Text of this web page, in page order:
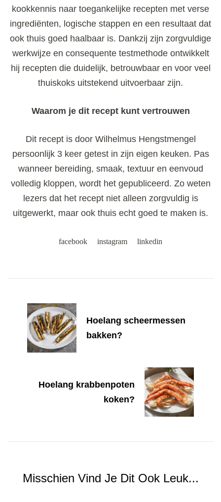
kookkennis naar toegankelijke recepten met verse
ingrediënten, logische stappen en een resultaat dat
ook thuis goed haalbaar is. Dankzij zijn zorgvuldige
werkwijze en consequente testmethode ontwikkelt
hij recepten die duidelijk, betrouwbaar en voor veel
thuiskoks uitstekend uitvoerbaar zijn.
Waarom je dit recept kunt vertrouwen
Dit recept is door Wilhelmus Hengstmengel
persoonlijk 3 keer getest in zijn eigen keuken. Pas
wanneer bereiding, smaak, textuur en eenvoud
volledig kloppen, wordt het gepubliceerd. Zo weten
lezers dat het recept niet alleen zorgvuldig is
uitgewerkt, maar ook thuis echt goed te maken is.
facebook instagram linkedin
Navigation
Hoelang scheermessen
bakken?
Hoelang krabbenpoten
koken?
Misschien Vind Je Dit Ook Leuk...